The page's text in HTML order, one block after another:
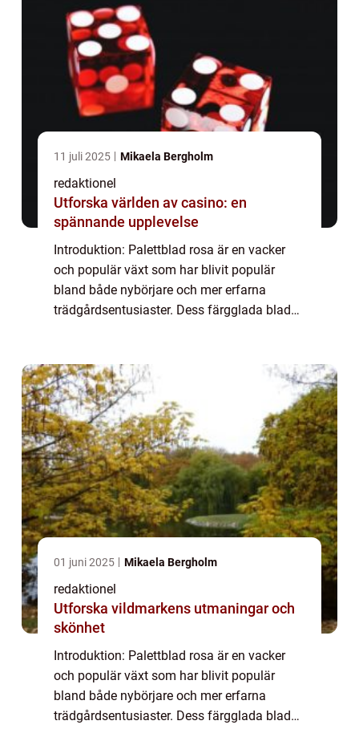
11 juli 2025 Mikaela Bergholm
redaktionel
Utforska världen av casino: en
spännande upplevelse
Introduktion: Palettblad rosa är en vacker
och populär växt som har blivit populär
bland både nybörjare och mer erfarna
trädgårdsentusiaster. Dess färgglada blad
01 juni 2025 Mikaela Bergholm
redaktionel
Utforska vildmarkens utmaningar och
skönhet
Introduktion: Palettblad rosa är en vacker
och populär växt som har blivit populär
bland både nybörjare och mer erfarna
trädgårdsentusiaster. Dess färgglada blad